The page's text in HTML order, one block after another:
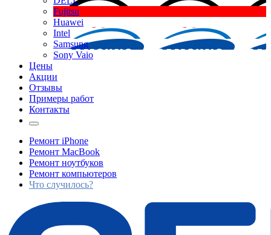
Fujitsu
Huawei
Intel
Samsung
Sony Vaio
Цены
Акции
Отзывы
Примеры работ
Контакты
Ремонт iPhone
Ремонт MacBook
Ремонт ноутбуков
Ремонт компьютеров
Что случилось?